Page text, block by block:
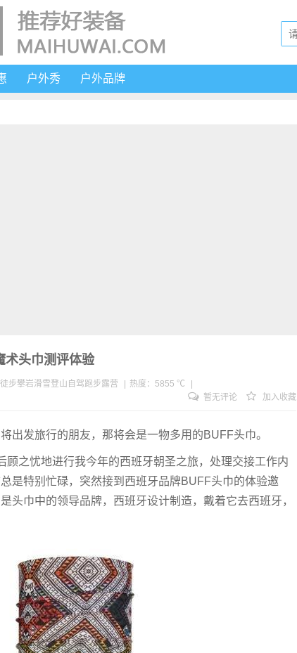
户外秀 户外品牌
术头巾测评体验
徒步攀岩滑雪登山 自驾跑步露营 热度：5855 ℃
暂无评论
加入收藏
出发旅行的朋友，那将会是一物多用的BUFF头巾。
顾之忧地进行我今年的西班牙朝圣之旅，处理交接工作内
是特别忙碌，突然接到西班牙品牌BUFF头巾的体验邀
头巾中的领导品牌，西班牙设计制造，戴着它去西班牙，